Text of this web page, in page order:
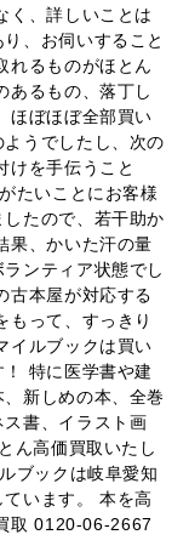
く、詳しいことは
、お伺いすること
れるものがほとん
あるもの、落丁し
ほぼほぼ全部買い
うでしたし、次の
けを手伝うこと
たいことにお客様
たので、若干助か
果、かいた汗の量
ンティア状態でし
古本屋が対応する
もって、すっきり
イルブックは買い
特に医学書や建
新しめの本、全巻
書、イラスト画
ん高価買取いたし
ブックは岐阜愛知
います。 本を高
取 0120-06-2667